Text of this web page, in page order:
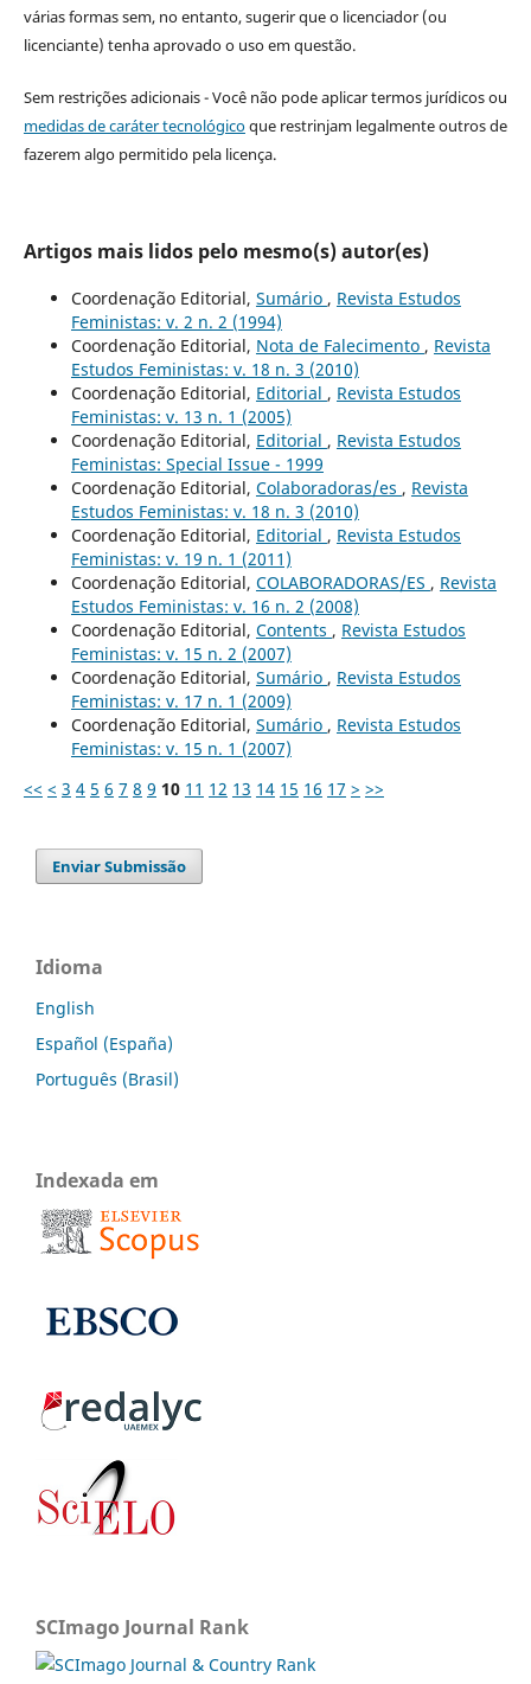
várias formas sem, no entanto, sugerir que o licenciador (ou
licenciante) tenha aprovado o uso em questão.
Sem restrições adicionais - Você não pode aplicar termos jurídicos ou
medidas de caráter tecnológicoque restrinjam legalmente outros de
fazerem algo permitido pela licença.
Artigos mais lidos pelo mesmo(s) autor(es)
Coordenação Editorial, Sumário , Revista Estudos
Feministas: v. 2 n. 2 (1994)
Coordenação Editorial, Nota de Falecimento , Revista
Estudos Feministas: v. 18 n. 3 (2010)
Coordenação Editorial, Editorial , Revista Estudos
Feministas: v. 13 n. 1 (2005)
Coordenação Editorial, Editorial , Revista Estudos
Feministas: Special Issue - 1999
Coordenação Editorial, Colaboradoras/es , Revista
Estudos Feministas: v. 18 n. 3 (2010)
Coordenação Editorial, Editorial , Revista Estudos
Feministas: v. 19 n. 1 (2011)
Coordenação Editorial, COLABORADORAS/ES , Revista
Estudos Feministas: v. 16 n. 2 (2008)
Coordenação Editorial, Contents , Revista Estudos
Feministas: v. 15 n. 2 (2007)
Coordenação Editorial, Sumário , Revista Estudos
Feministas: v. 17 n. 1 (2009)
Coordenação Editorial, Sumário , Revista Estudos
Feministas: v. 15 n. 1 (2007)
<< < 3 4 5 6 7 8 9 10 11 12 13 14 15 16 17 > >>
Enviar Submissão
Idioma
English
Español (España)
Português (Brasil)
Indexada em
SCImago Journal Rank